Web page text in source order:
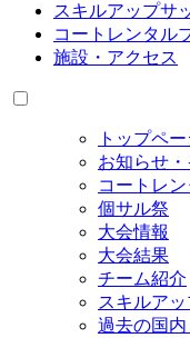
スキルアップサ
コートレンタル
施設・アクセス
トップペー
お知らせ
コートレ
個サル祭
大会情報
大会結果
チーム紹介
スキルア
過去の国